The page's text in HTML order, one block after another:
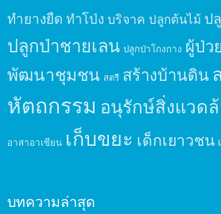
ทำยางยืด ทำโป่ง บริจาค ปลูกต้นไม้ ป
ปลูกป่าชายเลน ปลูกป่าโกงกาง ผู้ป่วย
พัฒนาชุมชน สตรี สร้างบ้านดิน
หัตถกรรม อนุรักษ์สิ่งแวด
อาสาอาเซียน เก็บขยะ เด็กเยาวชน
บทความล่าสุด